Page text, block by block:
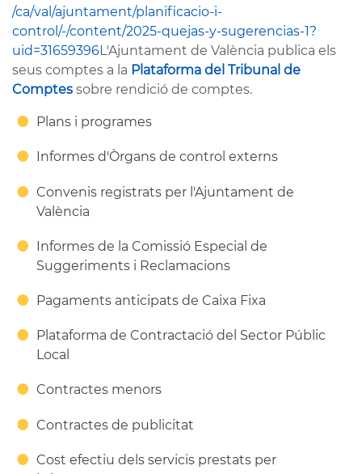
/ca/val/ajuntament/planificacio-i-
control/-/content/2025-quejas-y-sugerencias-1?
uid=31659396L'Ajuntament de València publica els
seus comptes a la Plataforma del Tribunal de
Comptes sobre rendició de comptes.
Plans i programes
Informes d'Òrgans de control externs
Convenis registrats per l'Ajuntament de
València
Informes de la Comissió Especial de
Suggeriments i Reclamacions
Pagaments anticipats de Caixa Fixa
Plataforma de Contractació del Sector Públic
Local
Contractes menors
Contractes de publicitat
Cost efectiu dels servicis prestats per